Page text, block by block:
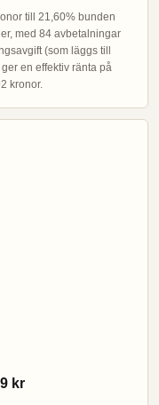
till 21,60% bunden
med 84 avbetalningar
(som läggs till
en effektiv ränta på
kronor.
kr